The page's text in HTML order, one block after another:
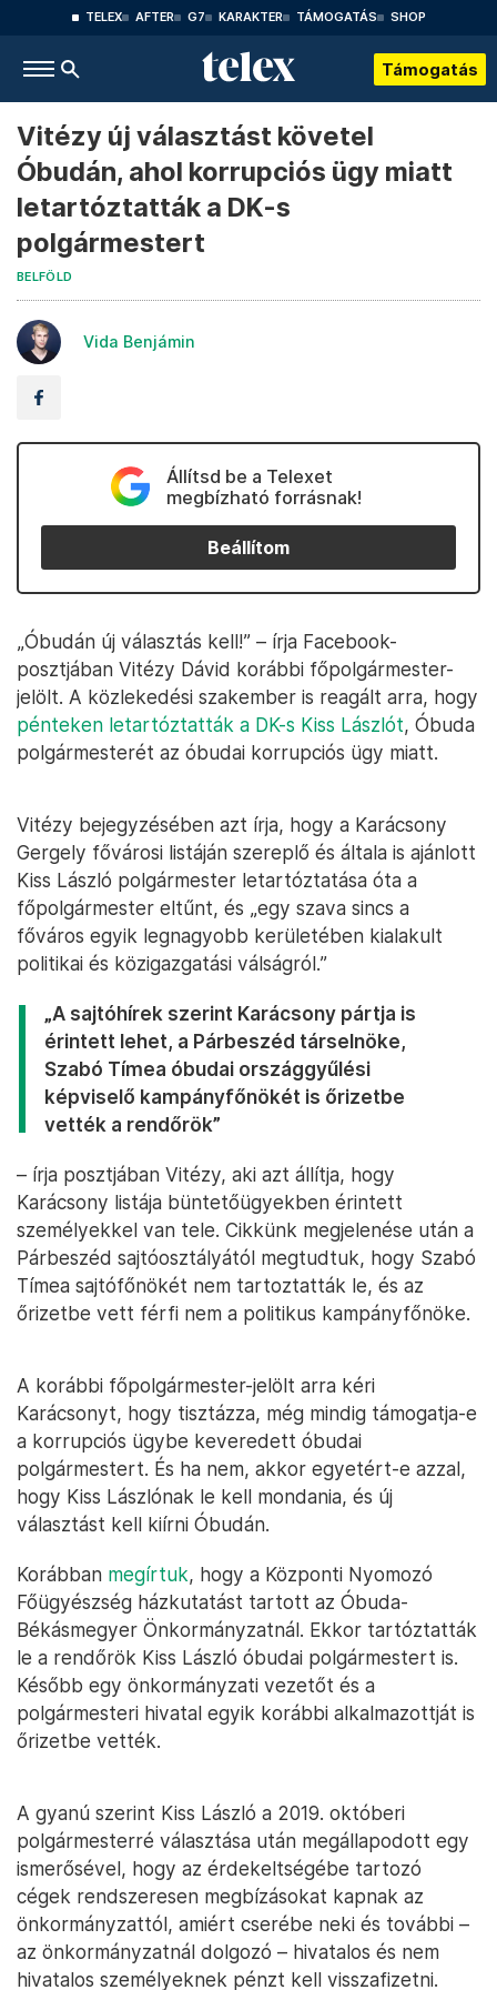
TELEX AFTER G7 KARAKTER TÁMOGATÁS SHOP
Támogatás
Vitézy új választást követel
Óbudán, ahol korrupciós ügy miatt
letartóztatták a DK-s
polgármestert
BELFÖLD
Vida Benjámin
Állítsd be a Telexet
megbízható forrásnak!
Beállítom
„Óbudán új választás kell!” – írja Facebook-
posztjában Vitézy Dávid korábbi főpolgármester-
jelölt. A közlekedési szakember is reagált arra, hogy
pénteken letartóztatták a DK-s Kiss Lászlót, Óbuda
polgármesterét az óbudai korrupciós ügy miatt.
Vitézy bejegyzésében azt írja, hogy a Karácsony
Gergely fővárosi listáján szereplő és általa is ajánlott
Kiss László polgármester letartóztatása óta a
főpolgármester eltűnt, és „egy szava sincs a
főváros egyik legnagyobb kerületében kialakult
politikai és közigazgatási válságról.”
„A sajtóhírek szerint Karácsony pártja is
érintett lehet, a Párbeszéd társelnöke,
Szabó Tímea óbudai országgyűlési
képviselő kampányfőnökét is őrizetbe
vették a rendőrök”
– írja posztjában Vitézy, aki azt állítja, hogy
Karácsony listája büntetőügyekben érintett
személyekkel van tele. Cikkünk megjelenése után a
Párbeszéd sajtóosztályától megtudtuk, hogy Szabó
Tímea sajtófőnökét nem tartoztatták le, és az
őrizetbe vett férfi nem a politikus kampányfőnöke.
A korábbi főpolgármester-jelölt arra kéri
Karácsonyt, hogy tisztázza, még mindig támogatja-e
a korrupciós ügybe keveredett óbudai
polgármestert. És ha nem, akkor egyetért-e azzal,
hogy Kiss Lászlónak le kell mondania, és új
választást kell kiírni Óbudán.
Korábban megírtuk, hogy a Központi Nyomozó
Főügyészség házkutatást tartott az Óbuda-
Békásmegyer Önkormányzatnál. Ekkor tartóztatták
le a rendőrök Kiss László óbudai polgármestert is.
Később egy önkormányzati vezetőt és a
polgármesteri hivatal egyik korábbi alkalmazottját is
őrizetbe vették.
A gyanú szerint Kiss László a 2019. októberi
polgármesterré választása után megállapodott egy
ismerősével, hogy az érdekeltségébe tartozó
cégek rendszeresen megbízásokat kapnak az
önkormányzattól, amiért cserébe neki és további –
az önkormányzatnál dolgozó – hivatalos és nem
hivatalos személyeknek pénzt kell visszafizetni.